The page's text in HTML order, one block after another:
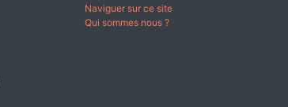
Naviguer sur ce site
Qui sommes nous ?